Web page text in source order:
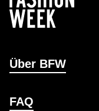
Über BFW
FAQ